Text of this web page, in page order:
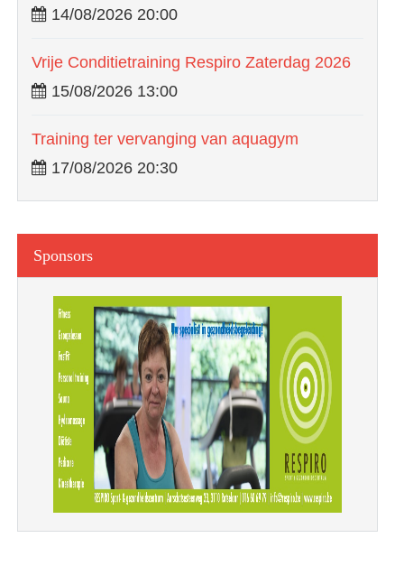
14/08/2026 20:00
Vrije Conditietraining Respiro Zaterdag 2026
15/08/2026 13:00
Training ter vervanging van aquagym
17/08/2026 20:30
Sponsors